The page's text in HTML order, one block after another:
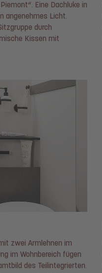
Eine Dachluke in
angenehmes Licht.
durch
Kissen mit
zwei Armlehnen im
im Wohnbereich fügen
des Teilintegrierten.